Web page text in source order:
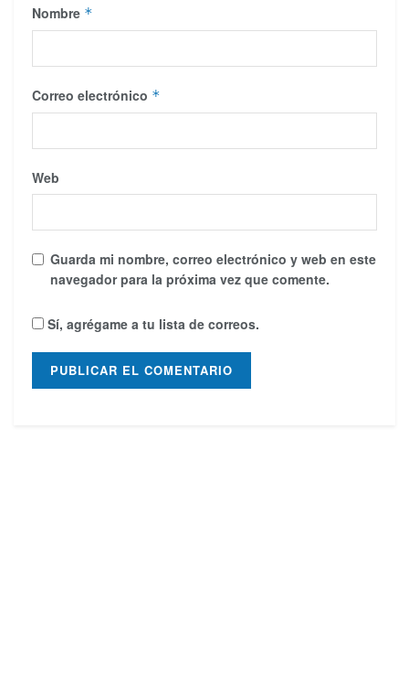
Nombre *
Correo electrónico *
Web
Guarda mi nombre, correo electrónico y web en este
navegador para la próxima vez que comente.
Sí, agrégame a tu lista de correos.